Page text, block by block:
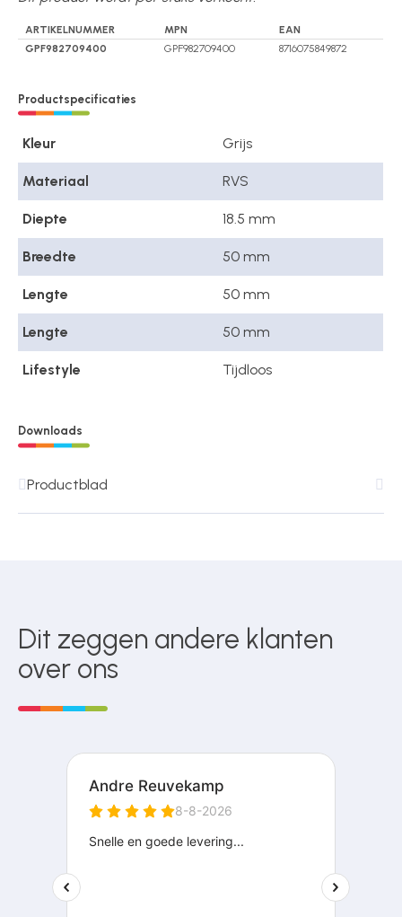
ARTIKELNUMMER MPN
EAN
GPF982709400
GPF982709400 8716075849872
Productspecificaties
Kleur Grijs
Materiaal RVS
Diepte 18.5 mm
Breedte 50 mm
Lengte 50 mm
Lengte 50 mm
Lifestyle Tijdloos
Downloads
Productblad
Dit zeggen andere klanten
over ons